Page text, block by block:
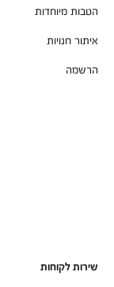
הטבות מיוחדות
איתור חנויות
הרשמה
שירות לקוחות